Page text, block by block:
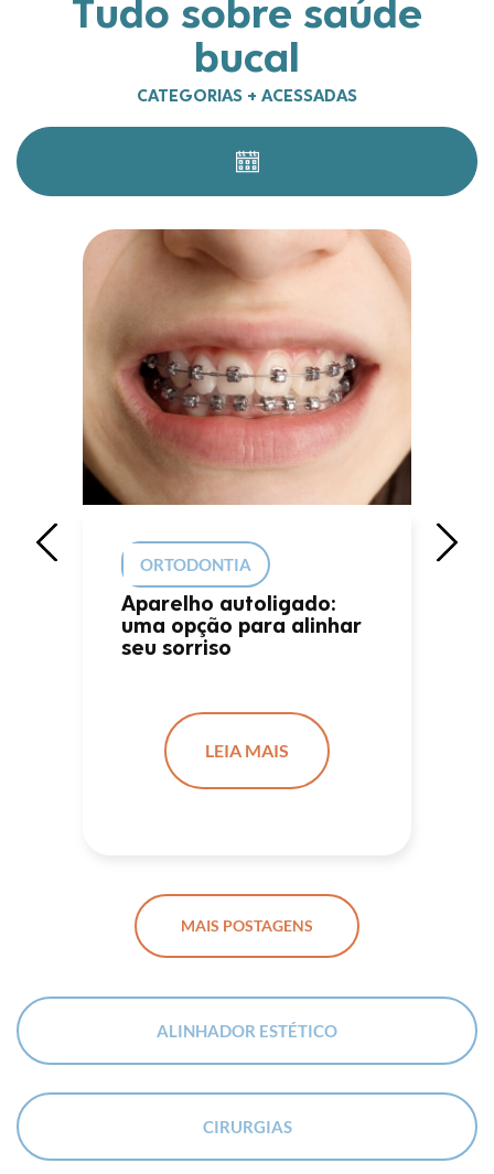
bucal
ALINHADOR ESTÉTICO
CIRURGIAS
ORTODONTIA
Aparelho autoligado:
uma opção para alinhar
seu sorriso
LEIA MAIS
MAIS POSTAGENS